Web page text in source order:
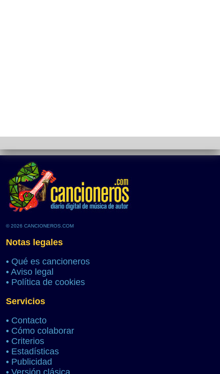
© 2026 CANCIONEROS.COM
Notas legales
• Qué es cancioneros
• Aviso legal
• Política de cookies
Servicios
• Contacto
• Cómo colaborar
• Criterios
• Estadísticas
• Publicidad
• Versión clásica